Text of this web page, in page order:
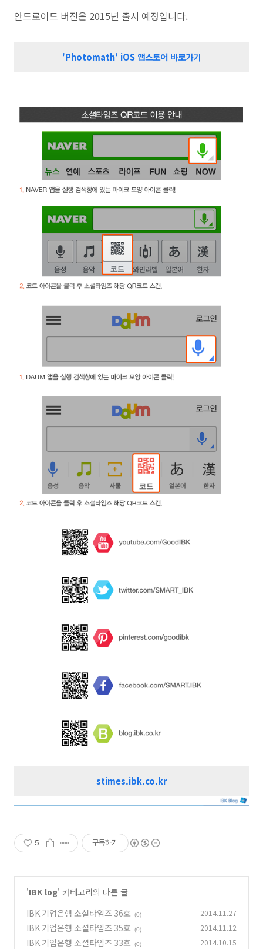
안드로이드 버전은 2015년 출시 예정입니다.
'Photomath' iOS 앱스토어 바로가기
stimes.ibk.co.kr
5 구독하기
'IBK log' 카테고리의 다른 글
IBK 기업은행 소셜타임즈 36호
(0) 2014.11.27
IBK 기업은행 소셜타임즈 35호 (0) 2014.11.12
IBK 기업은행 소셜타임즈 33호 (0) 2014.10.15